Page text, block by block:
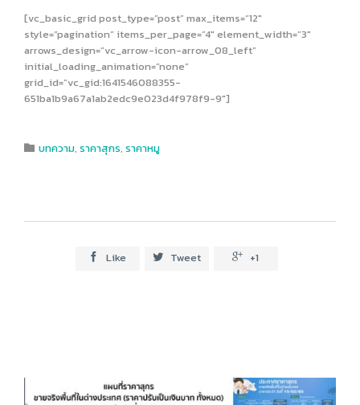
[vc_basic_grid post_type=”post” max_items=”12″
style=”pagination” items_per_page=”4″ element_width=”3″
arrows_design=”vc_arrow-icon-arrow_08_left”
initial_loading_animation=”none”
grid_id=”vc_gid:1641546088355-
651ba1b9a67a1ab2edc9e023d4f978f9-9″]
 Category
บทความ, ราคาสุกร, ราคาหมู
 Like  Tweet  +1